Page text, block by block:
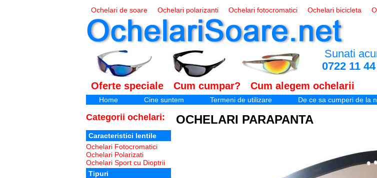
Ochelari de soare Ochelari polarizanti Ochelari fotocromatici Ochelari bicicleta
Ochelari pescuit
Sunati
0722 11
Oferte speciale Cum cumpar? Cum alegem ochelarii
Home Cine suntem Termeni de utilizare De ce sa cumperi de la
Categorii ochelari:
Caracteristici lentile
Ochelari Fotocromatici
Ochelari Polarizati
Ochelari Sport cu Dioptrii
Tipuri
OCHELARI PARAPANTA